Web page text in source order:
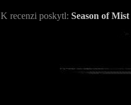
K recenzi poskytl: Season of Mist